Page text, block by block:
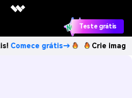
Teste grátis
grátis→ Crie imagens com